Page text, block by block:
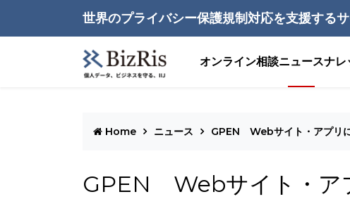
世界のプライバシー保護規制対応を支援する
オンライン相談ニュースナレ
Home ニュース GPEN Webサイト・アプリ
GPEN Webサイト・ア